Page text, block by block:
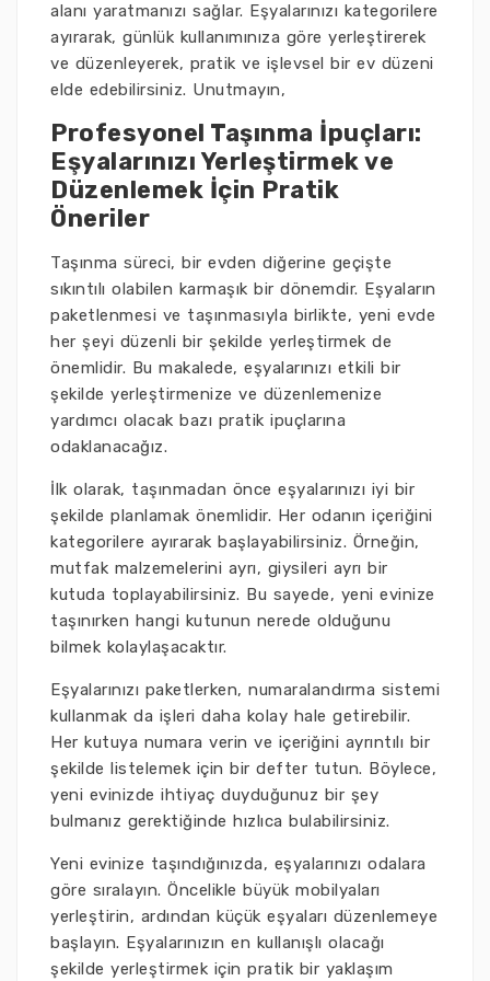
alanı yaratmanızı sağlar. Eşyalarınızı kategorilere
ayırarak, günlük kullanımınıza göre yerleştirerek
ve düzenleyerek, pratik ve işlevsel bir ev düzeni
elde edebilirsiniz. Unutmayın,
Profesyonel Taşınma İpuçları:
Eşyalarınızı Yerleştirmek ve
Düzenlemek İçin Pratik
Öneriler
Taşınma süreci, bir evden diğerine geçişte
sıkıntılı olabilen karmaşık bir dönemdir. Eşyaların
paketlenmesi ve taşınmasıyla birlikte, yeni evde
her şeyi düzenli bir şekilde yerleştirmek de
önemlidir. Bu makalede, eşyalarınızı etkili bir
şekilde yerleştirmenize ve düzenlemenize
yardımcı olacak bazı pratik ipuçlarına
odaklanacağız.
İlk olarak, taşınmadan önce eşyalarınızı iyi bir
şekilde planlamak önemlidir. Her odanın içeriğini
kategorilere ayırarak başlayabilirsiniz. Örneğin,
mutfak malzemelerini ayrı, giysileri ayrı bir
kutuda toplayabilirsiniz. Bu sayede, yeni evinize
taşınırken hangi kutunun nerede olduğunu
bilmek kolaylaşacaktır.
Eşyalarınızı paketlerken, numaralandırma sistemi
kullanmak da işleri daha kolay hale getirebilir.
Her kutuya numara verin ve içeriğini ayrıntılı bir
şekilde listelemek için bir defter tutun. Böylece,
yeni evinizde ihtiyaç duyduğunuz bir şey
bulmanız gerektiğinde hızlıca bulabilirsiniz.
Yeni evinize taşındığınızda, eşyalarınızı odalara
göre sıralayın. Öncelikle büyük mobilyaları
yerleştirin, ardından küçük eşyaları düzenlemeye
başlayın. Eşyalarınızın en kullanışlı olacağı
şekilde yerleştirmek için pratik bir yaklaşım